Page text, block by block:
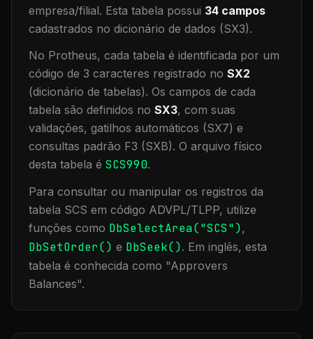
empresa/filial. Esta tabela possui 34 campos
cadastrados no dicionário de dados (SX3).
No Protheus, cada tabela é identificada por um
código de 3 caracteres registrado no SX2
(dicionário de tabelas). Os campos de cada
tabela são definidos no SX3, com suas
validações, gatilhos automáticos (SX7) e
consultas padrão F3 (SXB). O arquivo físico
desta tabela é SCS990.
Para consultar ou manipular os registros da
tabela SCS em código ADVPL/TLPP, utilize
funções como DbSelectArea("SCS"),
DbSetOrder() e DbSeek(). Em inglês, esta
tabela é conhecida como "Approvers
Balances".